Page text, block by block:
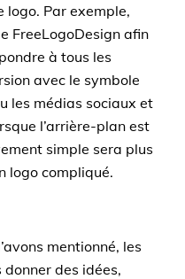
logo. Par exemple,
FreeLogoDesign afin
à tous les
avec le symbole
les médias sociaux et
l’arrière-plan est
simple sera plus
logo compliqué.
mentionné, les
des idées,